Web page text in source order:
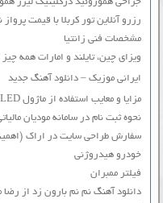
جراحی هموروئید درکلینیک لیزر
رزرو آنلاین تور کربلا با قیمت
مشخصات فنی زانتیا
ویزای چین، تایلند و امارات همه
ایرانی موزیک – دانلود آهنگ جدید
مزایا و معایب استفاده از ماژول LED در روشنایی خانگی
نحوه ثبت نام در سامانه مودیان
سفارش طراحی سایت در اراک
خودرو هیدروژنی
فیلتر ممبران
دانلود آهنگ نم نم بارون زد از رضا